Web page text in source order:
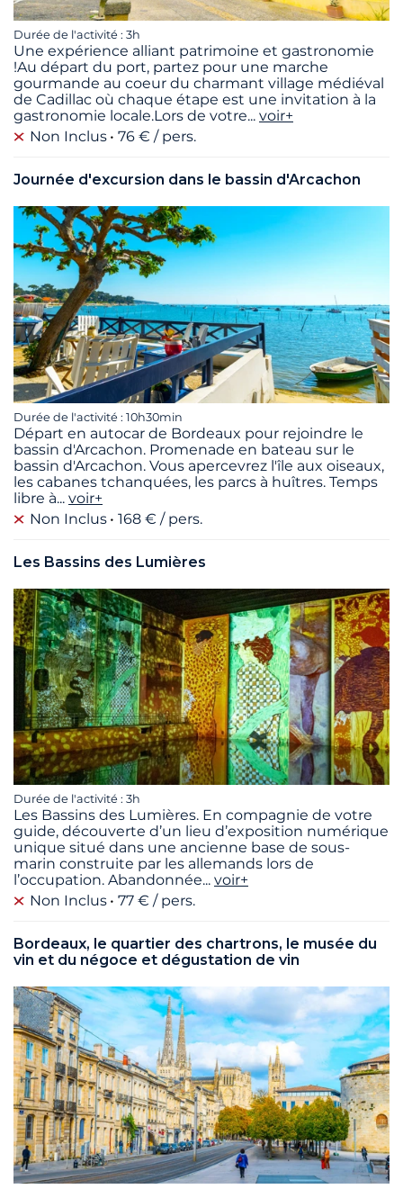
Durée de l'activité : 3h
Une expérience alliant patrimoine et gastronomie
!Au départ du port, partez pour une marche
gourmande au coeur du charmant village médiéval
de Cadillac où chaque étape est une invitation à la
gastronomie locale.Lors de votre... voir+
Non Inclus
76 € / pers.
Journée d'excursion dans le bassin d'Arcachon
Durée de l'activité : 10h30min
Départ en autocar de Bordeaux pour rejoindre le
bassin d'Arcachon. Promenade en bateau sur le
bassin d'Arcachon. Vous apercevrez l'île aux oiseaux,
les cabanes tchanquées, les parcs à huîtres. Temps
libre à... voir+
Non Inclus
168 € / pers.
Les Bassins des Lumières
Durée de l'activité : 3h
Les Bassins des Lumières. En compagnie de votre
guide, découverte d’un lieu d’exposition numérique
unique situé dans une ancienne base de sous-
marin construite par les allemands lors de
l’occupation. Abandonnée... voir+
Non Inclus
77 € / pers.
Bordeaux, le quartier des chartrons, le musée du
vin et du négoce et dégustation de vin